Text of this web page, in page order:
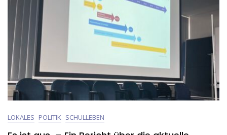
LOKALES POLITIK SCHULLEBEN